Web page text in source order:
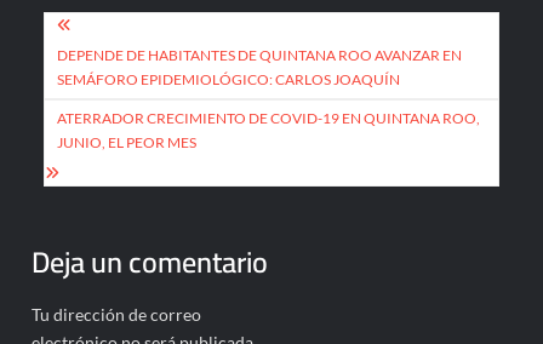
Navegación
de
entradas
DEPENDE DE HABITANTES DE QUINTANA ROO AVANZAR EN
SEMÁFORO EPIDEMIOLÓGICO: CARLOS JOAQUÍN
ATERRADOR CRECIMIENTO DE COVID-19 EN QUINTANA ROO,
JUNIO, EL PEOR MES
Deja un comentario
Tu dirección de correo